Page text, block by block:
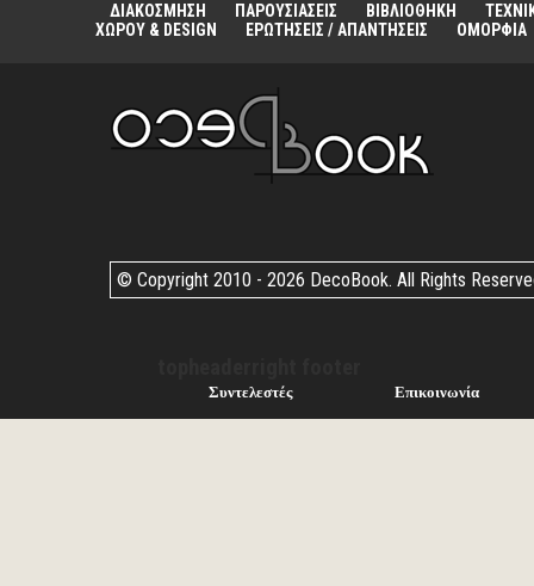
ΔΙΑΚΟΣΜΗΣΗ ΠΑΡΟΥΣΙΑΣΕΙΣ ΒΙΒΛΙΟΘΗΚΗ
ΧΩΡΟΥ & DESIGN
ΕΡΩΤΗΣΕΙΣ / ΑΠΑΝΤΗΣΕΙΣ ΟΜΟΡΦΙΑ
© Copyright 2010 - 2026 DecoBook. All Rights
Συντελεστές Επικοινωνία